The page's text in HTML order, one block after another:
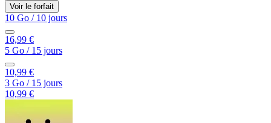
Voir le forfait
10 Go /10 jours
16,99 €
5 Go /15 jours
10,99 €
3 Go /15 jours
10,99 €